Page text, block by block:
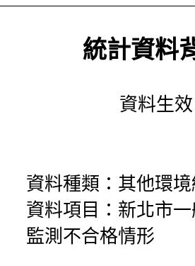
統計資料
資料生
資料種類：其他環
資料項目：新北市
監測不合格情形